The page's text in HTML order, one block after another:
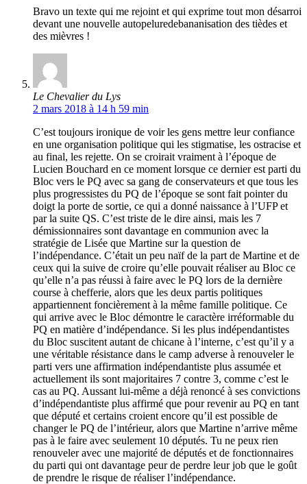
Bravo un texte qui me rejoint et qui exprime tout mon désarroi
devant une nouvelle autopeluredebananisation des tièdes et
des mièvres !
Le Chevalier du Lys
2 mars 2018 à 14 h 59 min
C’est toujours ironique de voir les gens mettre leur confiance
en une organisation politique qui les stigmatise, les ostracise et
au final, les rejette. On se croirait vraiment à l’époque de
Lucien Bouchard en ce moment lorsque ce dernier est parti du
Bloc vers le PQ avec sa gang de conservateurs et que tous les
plus progressistes du PQ de l’époque se sont fait pointer du
doigt la porte de sortie, ce qui a donné naissance à l’UFP et
par la suite QS. C’est triste de le dire ainsi, mais les 7
démissionnaires sont davantage en communion avec la
stratégie de Lisée que Martine sur la question de
l’indépendance. C’était un peu naïf de la part de Martine et de
ceux qui la suive de croire qu’elle pouvait réaliser au Bloc ce
qu’elle n’a pas réussi à faire avec le PQ lors de la dernière
course à chefferie, alors que les deux partis politiques
appartiennent foncièrement à la même famille politique. Ce
qui arrive avec le Bloc démontre le caractère irréformable du
PQ en matière d’indépendance. Si les plus indépendantistes
du Bloc suscitent autant de chicane à l’interne, c’est qu’il y a
une véritable résistance dans le camp adverse à renouveler le
parti vers une affirmation indépendantiste plus assumée et
actuellement ils sont majoritaires 7 contre 3, comme c’est le
cas au PQ. Aussant lui-même a déjà renoncé à ses convictions
d’indépendantiste plus affirmé que pour revenir au PQ en tant
que député et certains croient encore qu’il est possible de
changer le PQ de l’intérieur, alors que Martine n’arrive même
pas à le faire avec seulement 10 députés. Tu ne peux rien
renouveler avec une majorité de députés et de fonctionnaires
du parti qui ont davantage peur de perdre leur job que le goût
de prendre le risque de réaliser l’indépendance.